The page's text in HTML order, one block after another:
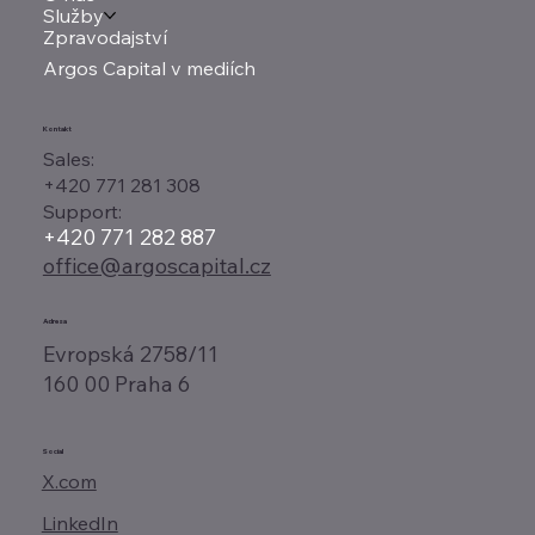
Služby
Zpravodajství
Argos Capital v mediích
Adresa
Evropská 2758/11
160 00 Praha 6
Kontakt
Sales:
+420 771 281 308
Support:
+420 771 282 887
office@argoscapital.cz
Social
X.com
LinkedIn